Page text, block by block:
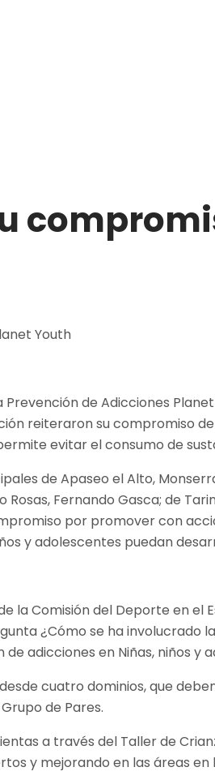
de Adicciones
reiteraron su compromiso
evitar el consumo de
de Apaseo el Alto,
Fernando Gasca; de
por promover con
y adolescentes puedan
la Comisión del Deporte en
¿Cómo se ha
adicciones en Niñas, niños y
cuatro dominios, que
de Pares.
a través del Taller de
y mejorando en las áreas